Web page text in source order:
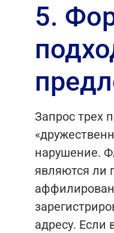
5.
Запрос трех
нарушение.
являются ли
адресу. Если